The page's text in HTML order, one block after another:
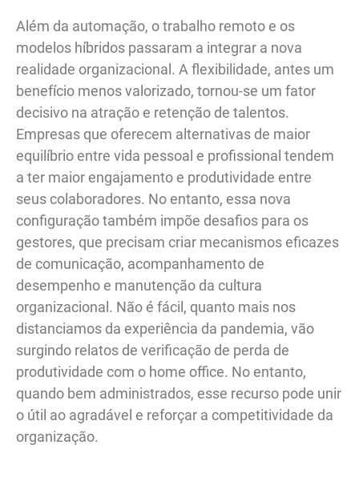
Além da automação, o trabalho remoto e os
modelos híbridos passaram a integrar a nova
realidade organizacional. A flexibilidade, antes um
benefício menos valorizado, tornou-se um fator
decisivo na atração e retenção de talentos.
Empresas que oferecem alternativas de maior
equilíbrio entre vida pessoal e profissional tendem
a ter maior engajamento e produtividade entre
seus colaboradores. No entanto, essa nova
configuração também impõe desafios para os
gestores, que precisam criar mecanismos eficazes
de comunicação, acompanhamento de
desempenho e manutenção da cultura
organizacional. Não é fácil, quanto mais nos
distanciamos da experiência da pandemia, vão
surgindo relatos de verificação de perda de
produtividade com o home office. No entanto,
quando bem administrados, esse recurso pode unir
o útil ao agradável e reforçar a competitividade da
organização.